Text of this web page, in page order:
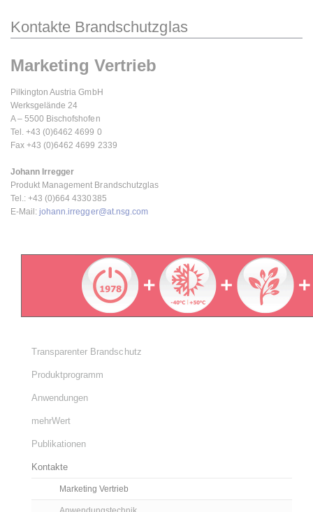
Kontakte Brandschutzglas
Marketing Vertrieb
Pilkington Austria GmbH
Werksgelände 24
A – 5500 Bischofshofen
Tel. +43 (0)6462 4699 0
Fax +43 (0)6462 4699 2339
Johann Irregger
Produkt Management Brandschutzglas
Tel.: +43 (0)664 4330385
E-Mail:johann.irregger@at.nsg.com
Transparenter Brandschutz
Produktprogramm
Anwendungen
mehrWert
Publikationen
Kontakte
Marketing Vertrieb